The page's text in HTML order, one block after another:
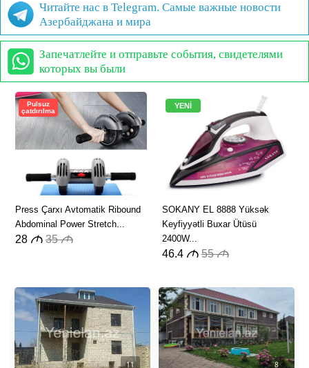
Читайте нас в Telegram. Самые важные новости
Азербайджана и мира
Запечатлейте и отправьте события, свидетелями
которых вы были